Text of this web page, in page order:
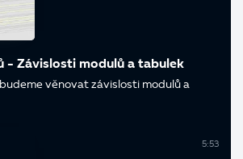
- Závislosti modulů a tabulek
věnovat závislosti modulů a
5:53